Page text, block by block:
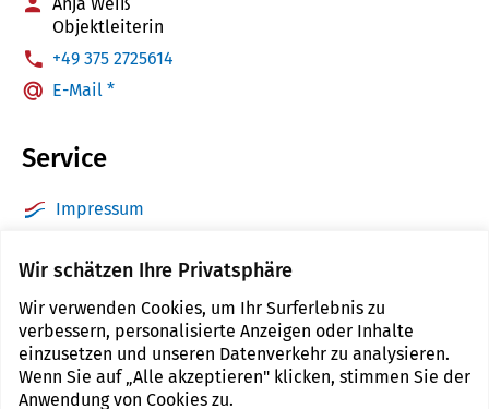
Wir schätzen Ihre Privatsphäre
Wir verwenden Cookies, um Ihr Surferlebnis zu
verbessern, personalisierte Anzeigen oder Inhalte
einzusetzen und unseren Datenverkehr zu analysieren.
Wenn Sie auf „Alle akzeptieren" klicken, stimmen Sie der
Anwendung von Cookies zu.
Anja Weiß
Objektleiterin
:+49 375 2725614
E-Mail *
Service
Impressum
Barrierefreiheit
Sitemap
Kontakt
Cookie Einstellungen